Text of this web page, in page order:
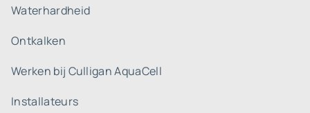
Waterhardheid
Ontkalken
Werken bij Culligan AquaCell
Installateurs